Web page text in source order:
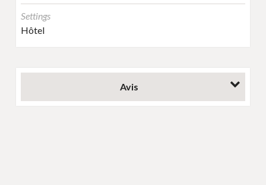
Settings
Hôtel
Avis